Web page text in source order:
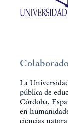
La
pública de
Córdoba,
en
ciencias